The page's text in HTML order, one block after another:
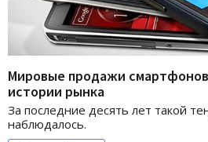
Мировые продажи
истории рынка
За последние десять лет такой
наблюдалось.